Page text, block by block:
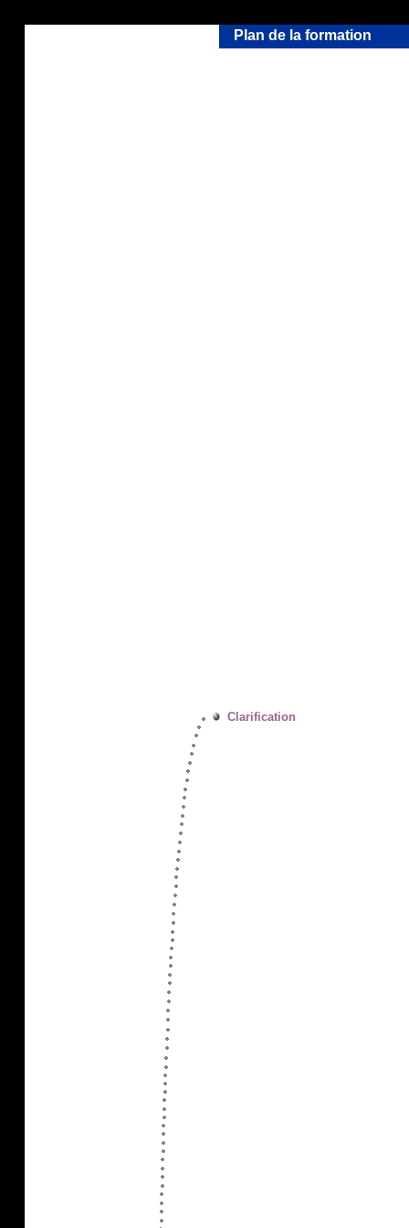
Plan de la formation
Clarification